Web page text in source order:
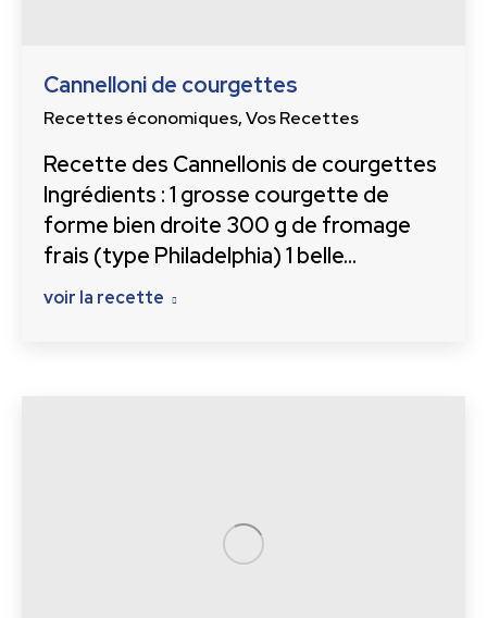
Cannelloni de courgettes
Recettes économiques,Vos Recettes
Recette des Cannellonis de courgettes
Ingrédients : 1 grosse courgette de
forme bien droite 300 g de fromage
frais (type Philadelphia) 1 belle…
voir la recette